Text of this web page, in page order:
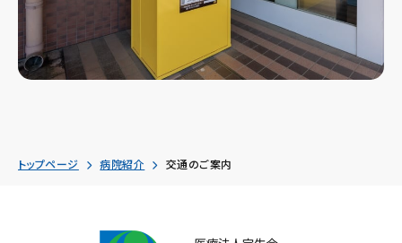
トップページ 病院紹介 交通のご案内